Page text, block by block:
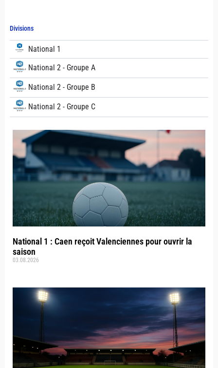
Divisions
National 1
National 2 - Groupe A
National 2 - Groupe B
National 2 - Groupe C
National 1 : Caen reçoit Valenciennes pour ouvrir la
saison
03.08.2026